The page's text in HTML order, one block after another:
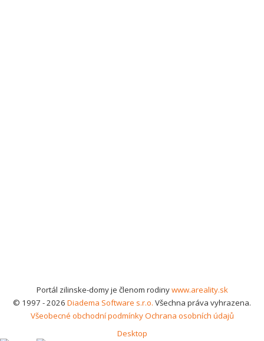
Portál zilinske-domy je členom rodinywww.areality.sk
© 1997 - 2026 Diadema Software s.r.o. Všechna práva vyhrazena.
Všeobecné obchodní podmínkyOchrana osobních údajů
Desktop